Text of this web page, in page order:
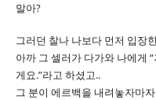
말아?
그러던 찰나 나보다 먼저 입장
아까 그 셀러가 다가와 나에게
게요.”라고 하셨고..
그 분이 에르백을 내려놓자마